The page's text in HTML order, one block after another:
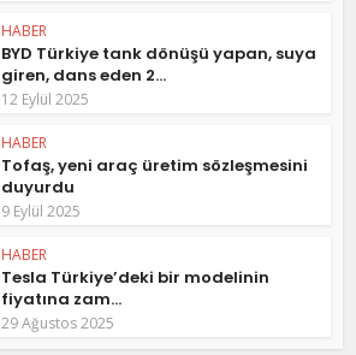
HABER
BYD Türkiye tank dönüşü yapan, suya
giren, dans eden 2...
12 Eylül 2025
HABER
Tofaş, yeni araç üretim sözleşmesini
duyurdu
9 Eylül 2025
HABER
Tesla Türkiye’deki bir modelinin
fiyatına zam...
29 Ağustos 2025